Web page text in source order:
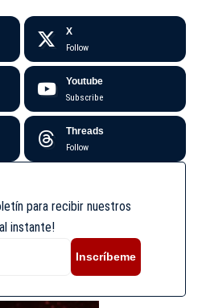
X
Follow
Youtube
Subscribe
Threads
Follow
para recibir nuestros
instante!
Inscríbeme